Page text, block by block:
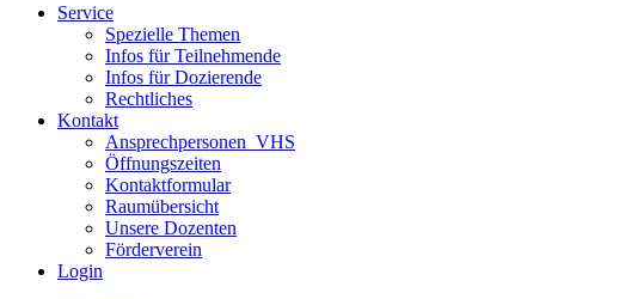
Service
Spezielle Themen
Infos für Teilnehmende
Infos für Dozierende
Rechtliches
Kontakt
Ansprechpersonen_VHS
Öffnungszeiten
Kontaktformular
Raumübersicht
Unsere Dozenten
Förderverein
Login